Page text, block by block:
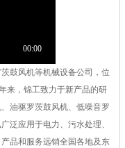
鼓风机等机械设备公司，位
来，锦工致力于新产品的研
油驱罗茨鼓风机、低噪音罗
泛应用于电力、污水处理、
品和服务远销全国各地及东